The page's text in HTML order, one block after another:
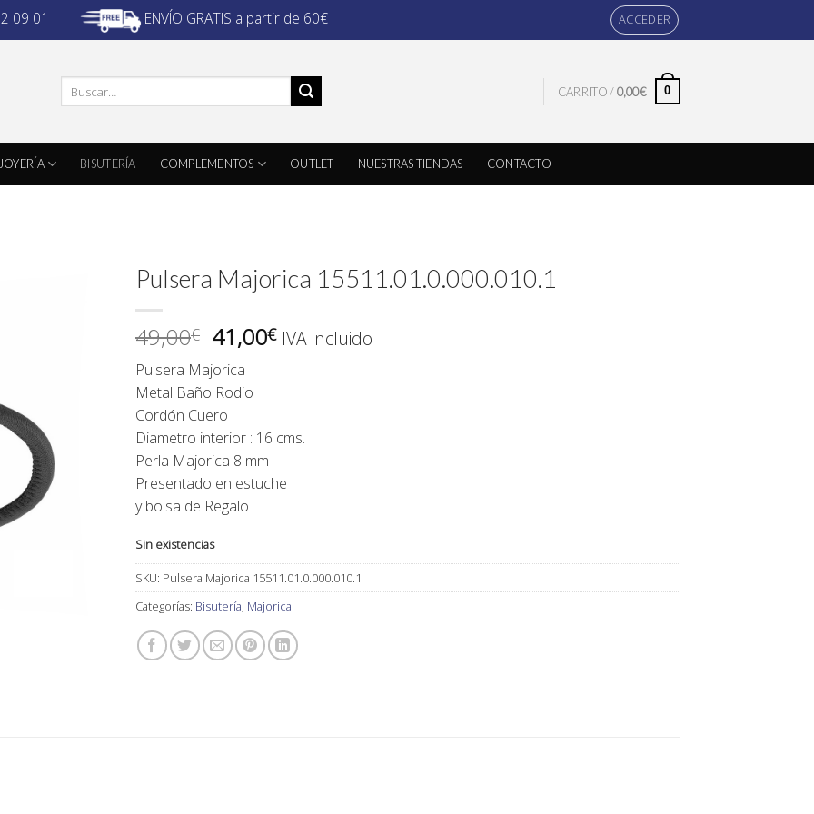
09 01 ENVÍO GRATIS a partir de 60€ ACCEDER
por:
CARRITO /0,00€ 0
JOYERÍA BISUTERÍA COMPLEMENTOS OUTLET NUESTRAS TIENDAS CONTACTO
Pulsera Majorica 15511.01.0.000.010.1
49,00€ El
precio
original
era:
49,00€.
41,00€ElIVA incluido
Pulsera Majorica
Metal Baño Rodio
Cordón Cuero
Diametro interior : 16 cms.
Perla Majorica 8 mm
Presentado en estuche
y bolsa de Regalo
Sin existencias
SKU: Pulsera Majorica 15511.01.0.000.010.1
Categorías: Bisutería Majorica